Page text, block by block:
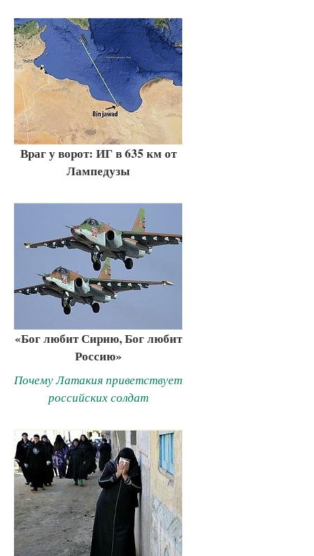
Враг у ворот: ИГ в 635 км от
Лампедузы
«Бог любит Сирию, Бог любит
Россию»
Почему Латакия приветствует
российских солдат